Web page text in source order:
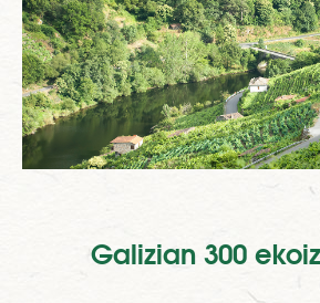
Galizian 300